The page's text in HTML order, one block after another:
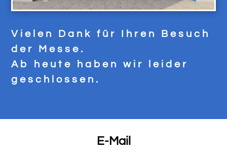
Vielen Dank für Ihren Besuch
der Messe.
Ab heute haben wir leider
geschlossen.
E-Mail